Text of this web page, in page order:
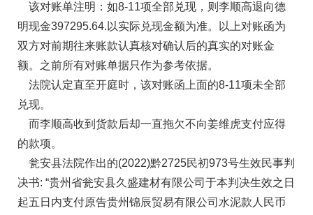
该对账单注明：如8-11项全部兑现，则李顺高退向德
明现金397295.64.以实际兑现金额为准。以上对账函为
双方对前期往来账款认真核对确认后的真实的对账金
额。之前所有对账单据只作为参考依据。
法院认定直至开庭时，该对账函上面的8-11项未全部
兑现。
而李顺高收到货款后却一直拖欠不向姜维虎支付应得
的款项。
瓮安县法院作出的(2022)黔2725民初973号生效民事判
决书: “贵州省瓮安县久盛建材有限公司于本判决生效之日
起五日内支付原告贵州锦辰贸易有限公司水泥款人民币